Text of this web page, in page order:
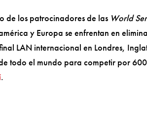
de los patrocinadores de las World
y Europa se enfrentan en
LAN internacional en Londres,
todo el mundo para competir por
.